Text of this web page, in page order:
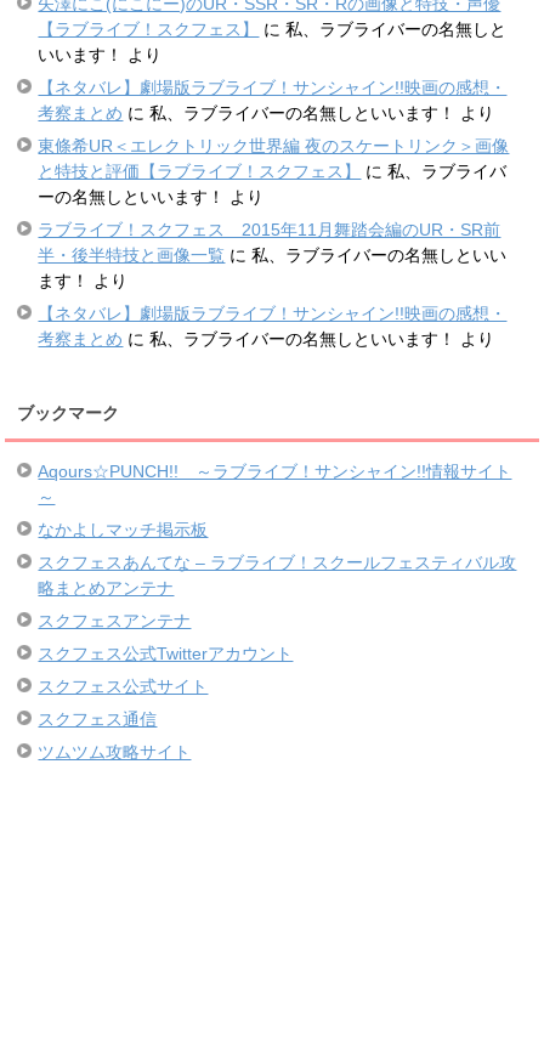
【ラブライブ！スクフェス】
に私、ラブライバーの名無しと
いいます！
より
【ネタバレ】劇場版ラブライブ！サンシャイン!!映画の感想・
考察まとめ に私、ラブライバーの名無しといいます！
より
東條希UR＜エレクトリック世界編 夜のスケートリンク＞画像
と特技と評価【ラブライブ！スクフェス】
に私、ラブライバ
ーの名無しといいます！
より
ラブライブ！スクフェス 2015年11月舞踏会編のUR・SR前
半・後半特技と画像一覧 に私、ラブライバーの名無しといい
ます！
より
【ネタバレ】劇場版ラブライブ！サンシャイン!!映画の感想・
考察まとめ に私、ラブライバーの名無しといいます！ より
ブックマーク
Aqours☆PUNCH!! ～ラブライブ！サンシャイン!!情報サイト
～
なかよしマッチ掲示板
スクフェスあんてな – ラブライブ！スクールフェスティバル攻
略まとめアンテナ
スクフェスアンテナ
スクフェス公式Twitterアカウント
スクフェス公式サイト
スクフェス通信
ツムツム攻略サイト